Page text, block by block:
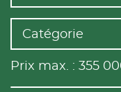
Catégorie
Prix max. : 355